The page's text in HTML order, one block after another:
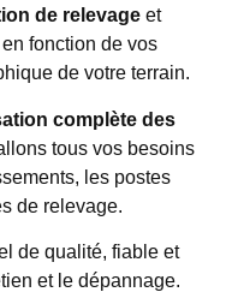
de relevage et
fonction de vos
de votre terrain.
complète des
tous vos besoins
les postes
de relevage.
de qualité, fiable et
et le dépannage.